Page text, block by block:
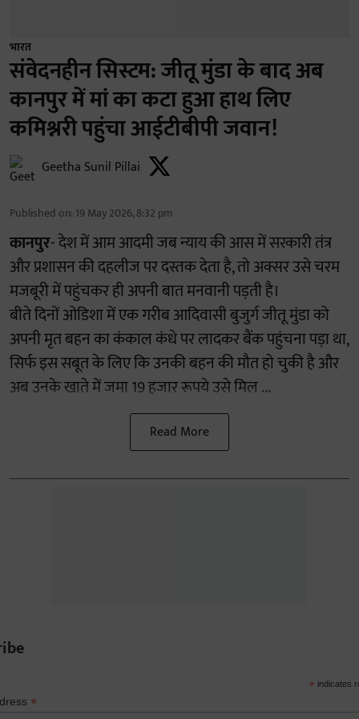
भारत
संवेदनहीन सिस्टम: जीतू मुंडा के बाद अब
कानपुर में मां का कटा हुआ हाथ लिए
कमिश्नरी पहुंचा आईटीबीपी जवान!
Geetha Sunil Pillai
Published on: 19 May 2026, 8:32 pm
कानपुर- देश में आम आदमी जब न्याय की आस में सरकारी तंत्र
और प्रशासन की दहलीज पर दस्तक देता है, तो अक्सर उसे चरम
मजबूरी में पहुंचकर ही अपनी बात मनवानी पड़ती है।
बीते दिनों ओडिशा में एक गरीब आदिवासी बुजुर्ग जीतू मुंडा को
अपनी मृत बहन का कंकाल कंधे पर लादकर बैंक पहुंचना पड़ा था,
सिर्फ इस सबूत के लिए कि उनकी बहन की मौत हो चुकी है और
अब उनके खाते में जमा 19 हजार रूपये उसे मिल ...
Read More
* indicates
*